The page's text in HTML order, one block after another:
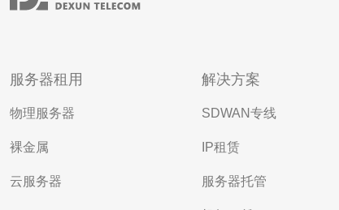
服务器租用
物理服务器
裸金属
云服务器
解决方案
SDWAN专线
IP租赁
服务器托管